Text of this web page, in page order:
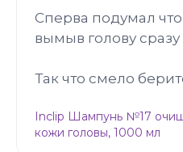
Сперва подумал
вымыв голову сразу
Так что смело
Inclip Шампунь №17
кожи головы, 1000 мл